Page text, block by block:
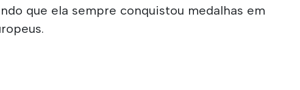
que ela sempre conquistou medalhas em